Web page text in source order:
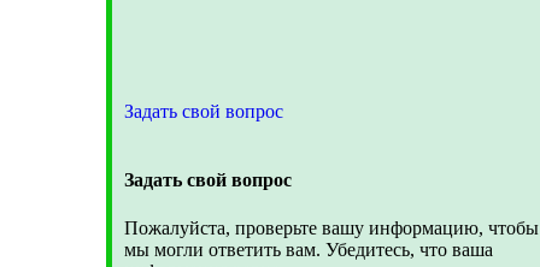
Задать свой вопрос
Задать свой вопрос
Пожалуйста, проверьте вашу информацию, чтобы
мы могли ответить вам. Убедитесь, что ваша